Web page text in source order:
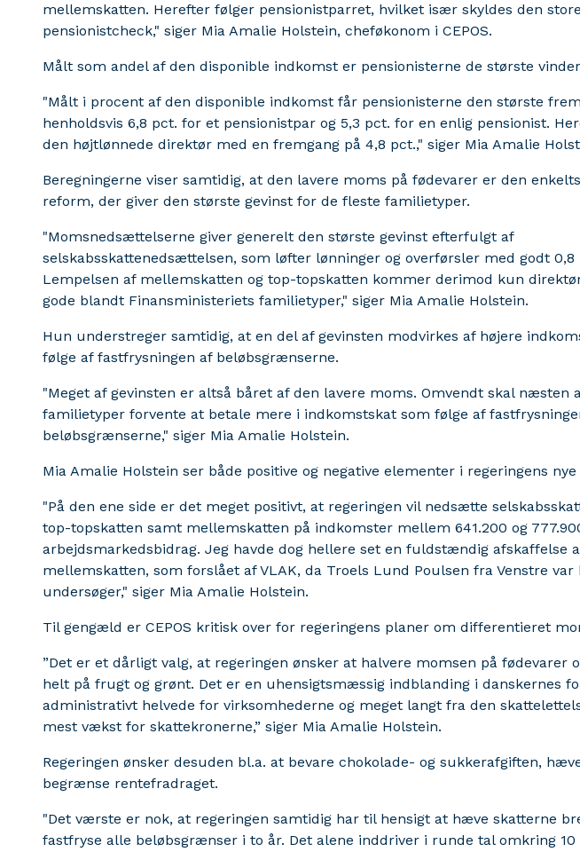
mellemskatten. Herefter følger pensionistparret, hvilket især skyldes den store
pensionistcheck," siger Mia Amalie Holstein, cheføkonom i CEPOS.
Målt som andel af den disponible indkomst er pensionisterne de største
"Målt i procent af den disponible indkomst får pensionisterne den største
henholdsvis 6,8 pct. for et pensionistpar og 5,3 pct. for en enlig pensionist.
den højtlønnede direktør med en fremgang på 4,8 pct.," siger Mia Amalie
Beregningerne viser samtidig, at den lavere moms på fødevarer er den
reform, der giver den største gevinst for de fleste familietyper.
"Momsnedsættelserne giver generelt den største gevinst efterfulgt af
selskabsskattenedsættelsen, som løfter lønninger og overførsler med godt 0,8
Lempelsen af mellemskatten og top-topskatten kommer derimod kun
gode blandt Finansministeriets familietyper," siger Mia Amalie Holstein.
Hun understreger samtidig, at en del af gevinsten modvirkes af højere
følge af fastfrysningen af beløbsgrænserne.
"Meget af gevinsten er altså båret af den lavere moms. Omvendt skal næsten
familietyper forvente at betale mere i indkomstskat som følge af
beløbsgrænserne," siger Mia Amalie Holstein.
Mia Amalie Holstein ser både positive og negative elementer i regeringens
"På den ene side er det meget positivt, at regeringen vil nedsætte
top-topskatten samt mellemskatten på indkomster mellem 641.200 og
arbejdsmarkedsbidrag. Jeg havde dog hellere set en fuldstændig afskaffelse
mellemskatten, som forslået af VLAK, da Troels Lund Poulsen fra Venstre var
undersøger," siger Mia Amalie Holstein.
Til gengæld er CEPOS kritisk over for regeringens planer om differentieret
”Det er et dårligt valg, at regeringen ønsker at halvere momsen på fødevarer
helt på frugt og grønt. Det er en uhensigtsmæssig indblanding i danskernes
administrativt helvede for virksomhederne og meget langt fra den
mest vækst for skattekronerne,” siger Mia Amalie Holstein.
Regeringen ønsker desuden bl.a. at bevare chokolade- og sukkerafgiften,
begrænse rentefradraget.
"Det værste er nok, at regeringen samtidig har til hensigt at hæve skatterne
fastfryse alle beløbsgrænser i to år. Det alene inddriver i runde tal omkring